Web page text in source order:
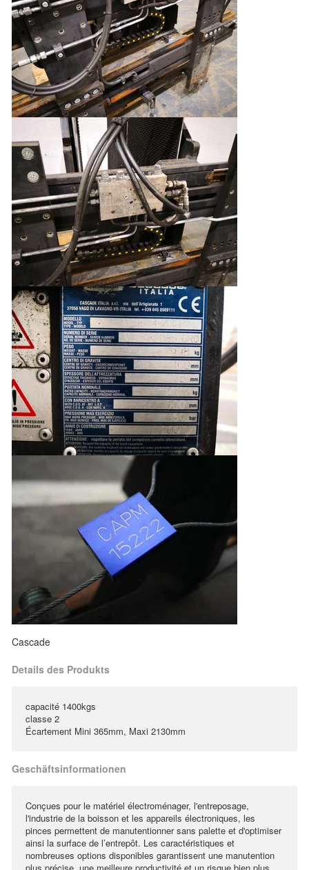
Cascade
Details des Produkts
capacité 1400kgs
classe 2
Écartement Mini 365mm, Maxi 2130mm
Geschäftsinformationen
Conçues pour le matériel électroménager, l'entreposage,
l'industrie de la boisson et les appareils électroniques, les
pinces permettent de manutentionner sans palette et d'optimiser
ainsi la surface de l’entrepôt. Les caractéristiques et
nombreuses options disponibles garantissent une manutention